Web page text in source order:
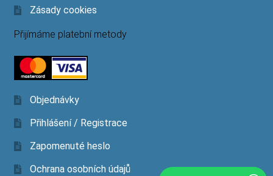
Zásady cookies
Přijímáme platební metody
Objednávky
Přihlášení / Registrace
Zapomenuté heslo
Ochrana osobních údajů